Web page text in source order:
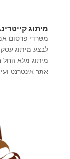
מיתוג
משרדי פרסום
לבצע מיתוג
מיתוג מלא החל
אתר אינטרנט